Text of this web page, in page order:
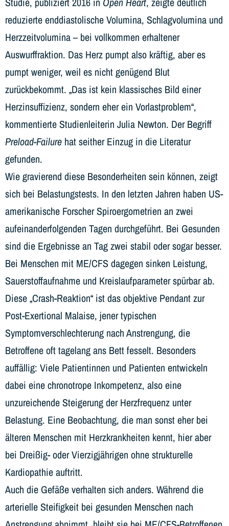
reduzierte enddiastolische Volumina, Schlagvolumina und
Herzzeitvolumina – bei vollkommen erhaltener
Auswurffraktion. Das Herz pumpt also kräftig, aber es
pumpt weniger, weil es nicht genügend Blut
zurückbekommt. „Das ist kein klassisches Bild einer
Herzinsuffizienz, sondern eher ein Vorlastproblem“,
kommentierte Studienleiterin Julia Newton. Der Begriff
Preload-Failure hat seither Einzug in die Literatur
gefunden.
Wie gravierend diese Besonderheiten sein können, zeigt
sich bei Belastungstests. In den letzten Jahren haben US-
amerikanische Forscher Spiroergometrien an zwei
aufeinanderfolgenden Tagen durchgeführt. Bei Gesunden
sind die Ergebnisse an Tag zwei stabil oder sogar besser.
Bei Menschen mit ME/CFS dagegen sinken Leistung,
Sauerstoffaufnahme und Kreislaufparameter spürbar ab.
Diese „Crash-Reaktion“ ist das objektive Pendant zur
Post-Exertional Malaise, jener typischen
Symptomverschlechterung nach Anstrengung, die
Betroffene oft tagelang ans Bett fesselt. Besonders
auffällig: Viele Patientinnen und Patienten entwickeln
dabei eine chronotrope Inkompetenz, also eine
unzureichende Steigerung der Herzfrequenz unter
Belastung. Eine Beobachtung, die man sonst eher bei
älteren Menschen mit Herzkrankheiten kennt, hier aber
bei Dreißig- oder Vierzigjährigen ohne strukturelle
Kardiopathie auftritt.
Auch die Gefäße verhalten sich anders. Während die
arterielle Steifigkeit bei gesunden Menschen nach